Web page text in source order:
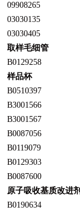
09908265
03030135
03030405
取样毛细管
B0129258
样品杯
B0510397
B3001566
B3001567
B0087056
B0119079
B0129303
B0087600
原子吸收基质改进
B0190634